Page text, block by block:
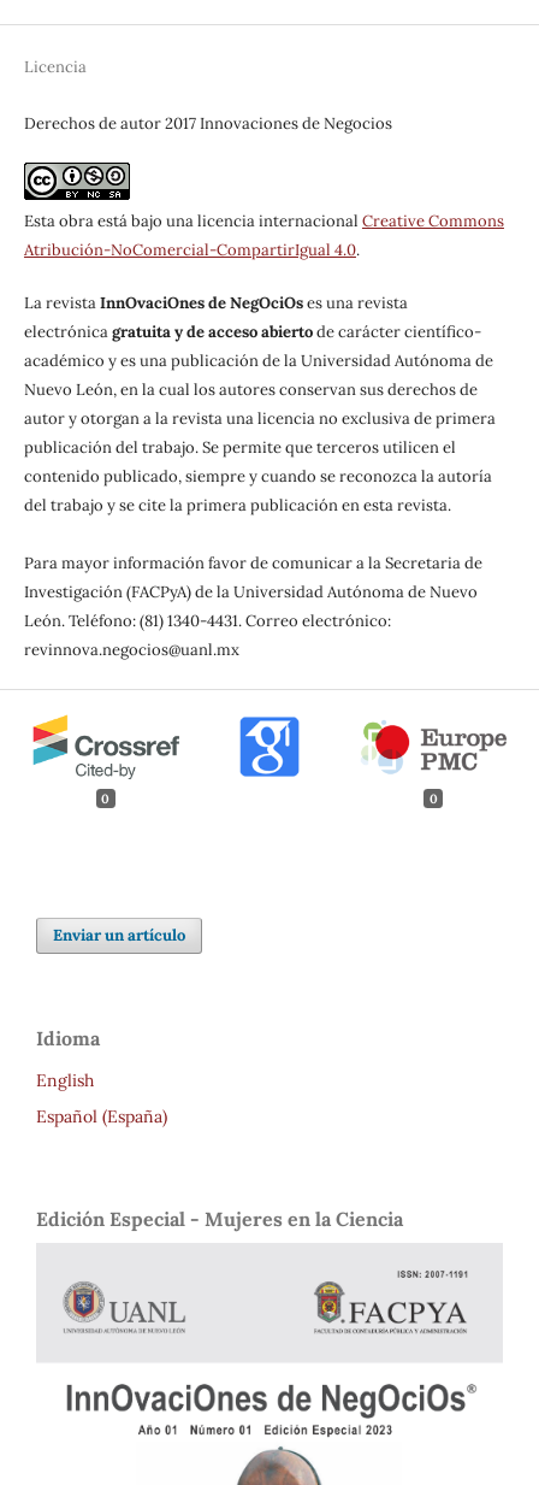
Licencia
Derechos de autor 2017 Innovaciones de Negocios
Esta obra está bajo una licencia internacional Creative Commons
Atribución-NoComercial-CompartirIgual 4.0.
La revistaInnOvaciOnes de NegOciOses una revista
electrónicagratuita y de acceso abiertode carácter científico-
académico y es una publicación de la Universidad Autónoma de
Nuevo León, en la cual los autores conservan sus derechos de
autor y otorgan a la revista una licencia no exclusiva de primera
publicación del trabajo. Se permite que terceros utilicen el
contenido publicado, siempre y cuando se reconozca la autoría
del trabajo y se cite la primera publicación en esta revista.
Para mayor información favor de comunicar a la Secretaria de
Investigación (FACPyA) de la Universidad Autónoma de Nuevo
León. Teléfono: (81) 1340-4431. Correo electrónico:
revinnova.negocios@uanl.mx
0 0
Enviar un artículo
Idioma
English
Español (España)
Edición Especial - Mujeres en la Ciencia